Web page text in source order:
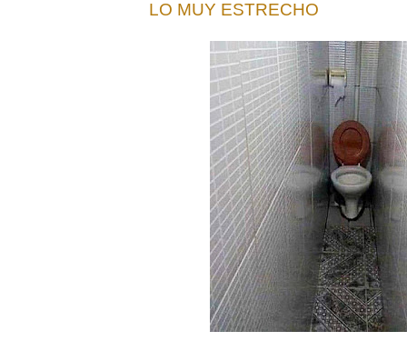
LO MUY ESTRECHO